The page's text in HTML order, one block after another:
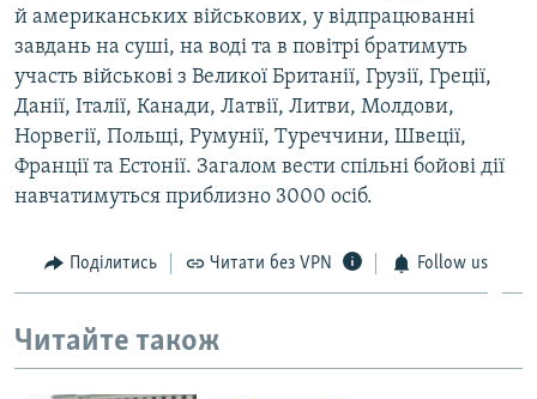
й американських військових, у відпрацюванні
завдань на суші, на воді та в повітрі братимуть
участь військові з Великої Британії, Грузії, Греції,
Данії, Італії, Канади, Латвії, Литви, Молдови,
Норвегії, Польщі, Румунії, Туреччини, Швеції,
Франції та Естонії. Загалом вести спільні бойові дії
навчатимуться приблизно 3000 осіб.
Поділитись Читати без VPN Follow us
Читайте також